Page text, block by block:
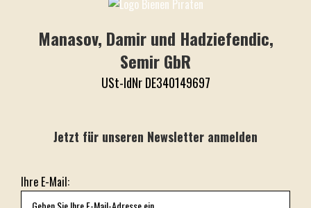
Manasov, Damir und Hadziefendic,
Semir GbR
USt-IdNr DE340149697
Jetzt für unseren Newsletter anmelden
Ihre E-Mail: